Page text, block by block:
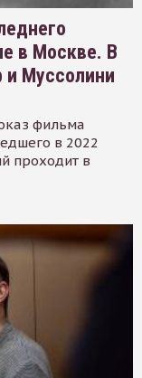
в Москве. В
и Муссолини
фильма
в 2022
проходит в